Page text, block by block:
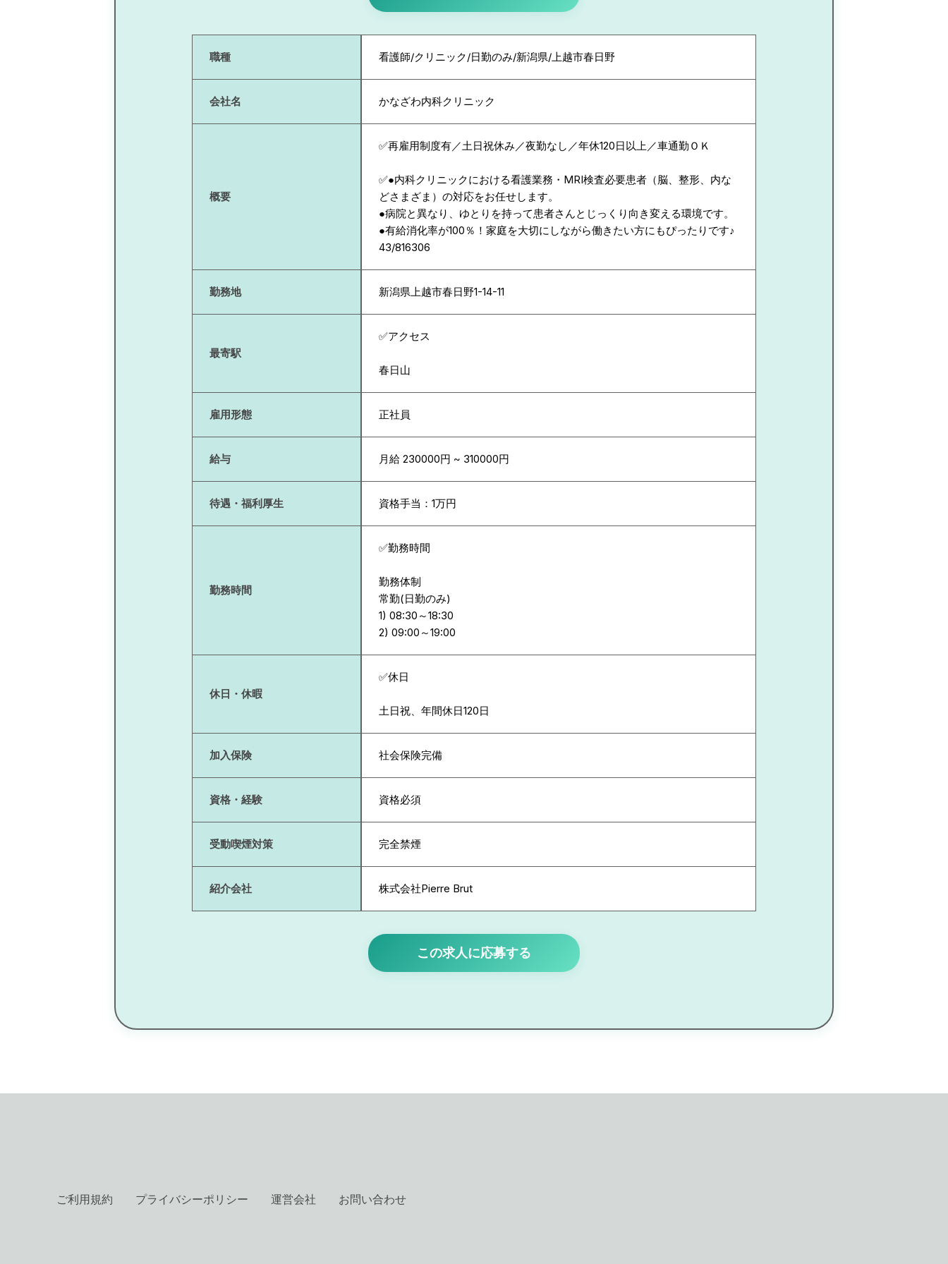
職種 看護師/クリニック/日勤のみ/新潟県/上越市春日野
会社名 かなざわ内科クリニック
概要
✅再雇用制度有／土日祝休み／夜勤なし／年休120日以上／車通勤ＯＫ
✅●内科クリニックにおける看護業務・MRI検査必要患者（脳、整形、内な
どさまざま）の対応をお任せします。
●病院と異なり、ゆとりを持って患者さんとじっくり向き変える環境です。
●有給消化率が100％！家庭を大切にしながら働きたい方にもぴったりです♪
43/816306
勤務地 新潟県上越市春日野1-14-11
最寄駅
✅アクセス
春日山
雇用形態 正社員
給与 月給 230000円 ~ 310000円
待遇・福利厚生 資格手当：1万円
勤務時間
✅勤務時間
勤務体制
常勤(日勤のみ)
1) 08:30～18:30
休日・休暇
✅休日
土日祝、年間休日120日
加入保険 社会保険完備
資格・経験 資格必須
受動喫煙対策 完全禁煙
紹介会社 株式会社Pierre Brut
この求人に応募する
ご利用規約 プライバシーポリシー 運営会社 お問い合わせ